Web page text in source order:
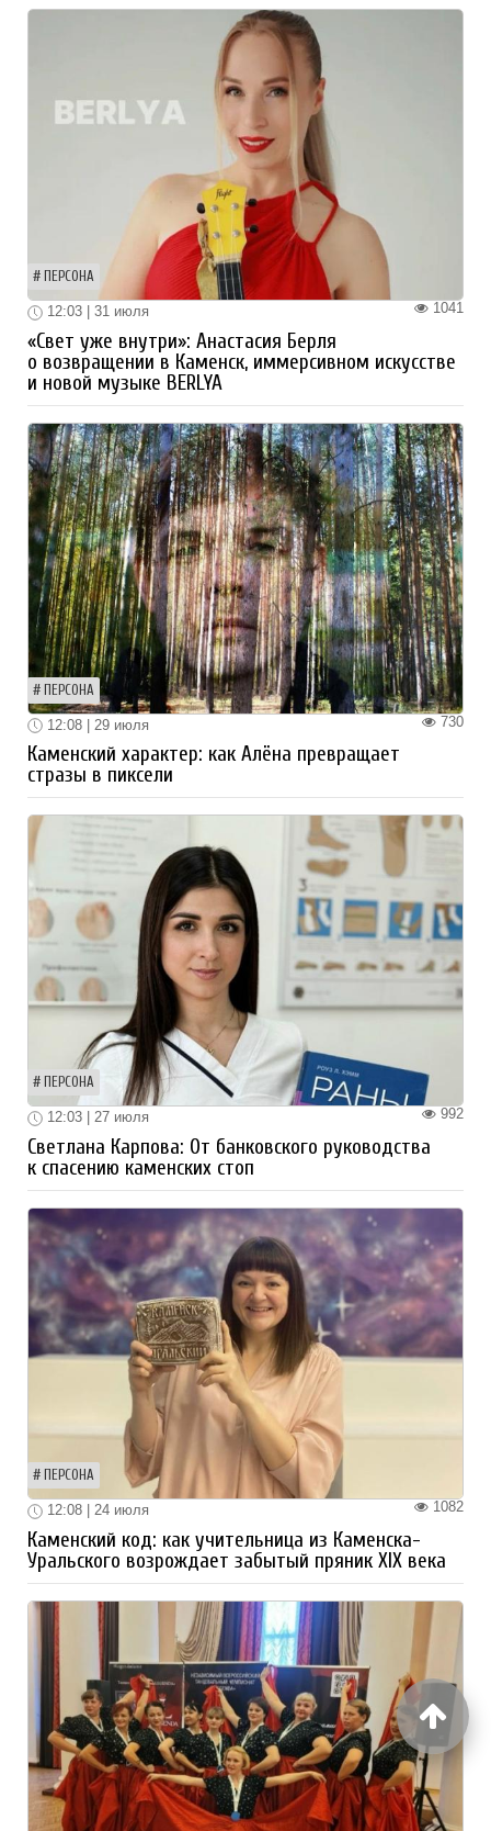
ПЕРСОНА
1041
12:03 | 31 июля
«Свет уже внутри»: Анастасия Берля
о возвращении в Каменск, иммерсивном искусстве
и новой музыке BERLYA
ПЕРСОНА
730
12:08 | 29 июля
Каменский характер: как Алёна превращает
стразы в пиксели
ПЕРСОНА
992
12:03 | 27 июля
Светлана Карпова: От банковского руководства
к спасению каменских стоп
ПЕРСОНА
1082
12:08 | 24 июля
Каменский код: как учительница из Каменска-
Уральского возрождает забытый пряник XIX века